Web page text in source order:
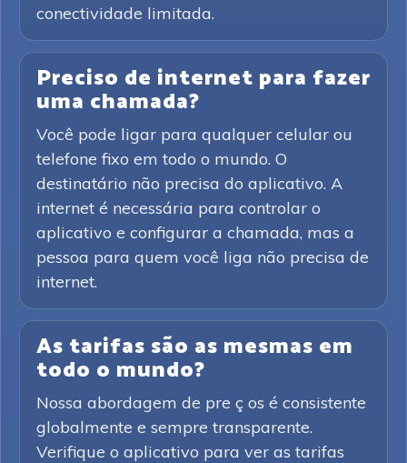
conectividade limitada.
Preciso de internet para fazer
uma chamada?
Você pode ligar para qualquer celular ou
telefone fixo em todo o mundo. O
destinatário não precisa do aplicativo. A
internet é necessária para controlar o
aplicativo e configurar a chamada, mas a
pessoa para quem você liga não precisa de
internet.
As tarifas são as mesmas em
todo o mundo?
Nossa abordagem de pre ç os é consistente
globalmente e sempre transparente.
Verifique o aplicativo para ver as tarifas